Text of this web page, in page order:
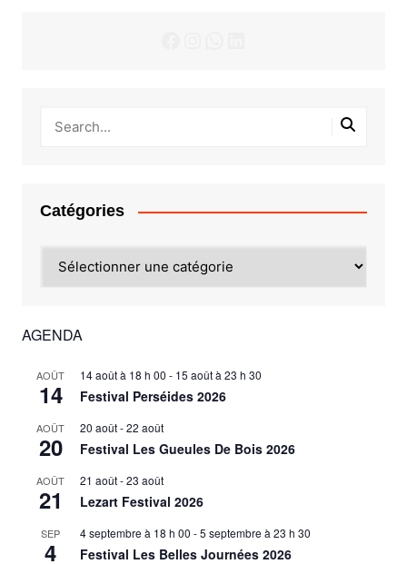
Catégories
AGENDA
AOÛT
14
14 août à 18 h 00 - 15 août à 23 h 30
Festival Perséides 2026
AOÛT
20
20 août-22 août
Festival Les Gueules De Bois 2026
AOÛT
21
21 août-23 août
Lezart Festival 2026
SEP
4
4 septembre à 18 h 00 -5 septembre à 23 h 30
Festival Les Belles Journées 2026